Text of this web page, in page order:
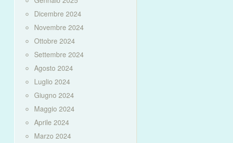
Dicembre 2024
Novembre 2024
Ottobre 2024
Settembre 2024
Agosto 2024
Luglio 2024
Giugno 2024
Maggio 2024
Aprile 2024
Marzo 2024